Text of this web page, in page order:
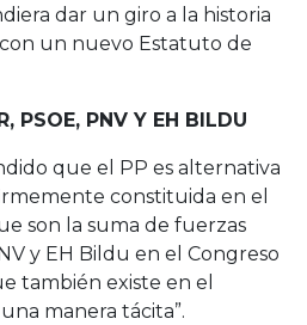
dar un giro a la historia
con un nuevo Estatuto de
PSOE, PNV Y EH BILDU
que el PP es alternativa
constituida en el
son la suma de fuerzas
y EH Bildu en el Congreso
también existe en el
manera tácita”.